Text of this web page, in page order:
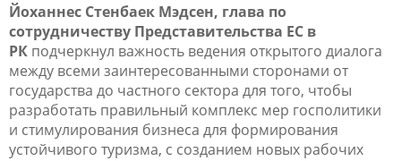
Йоханнес Стенбаек Мэдсен, глава по
сотрудничеству Представительства ЕС в
РК подчеркнул важность ведения открытого диалога
между всеми заинтересованными сторонами от
государства до частного сектора для того, чтобы
разработать правильный комплекс мер госполитики
и стимулирования бизнеса для формирования
устойчивого туризма, с созданием новых рабочих